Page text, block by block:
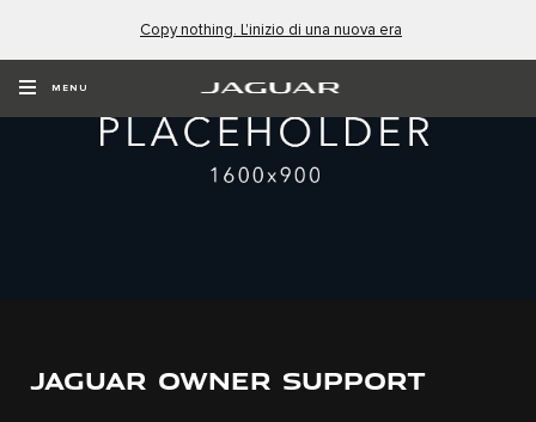
Copy nothing. L'inizio di una nuova era
MENU
JAGUAR OWNER SUPPORT